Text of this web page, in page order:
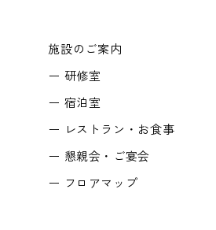
施設のご案内
研修室
宿泊室
レストラン・お食事
懇親会・ご宴会
フロアマップ